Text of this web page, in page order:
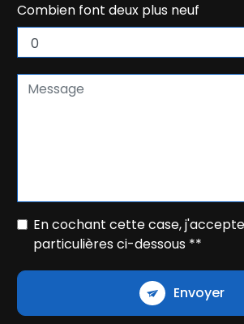
Combien font deux plus neuf
En cochant cette case,
particulières ci-dessous **
Envoyer